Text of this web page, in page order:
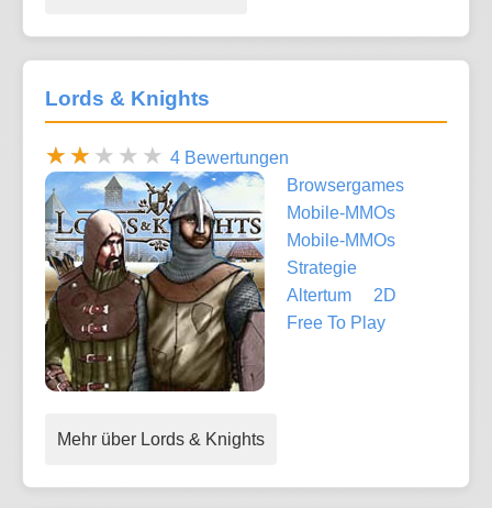
Lords & Knights
4 Bewertungen
Browsergames
Mobile-MMOs
Mobile-MMOs
Strategie
Altertum
2D
Free To Play
Mehr über Lords & Knights